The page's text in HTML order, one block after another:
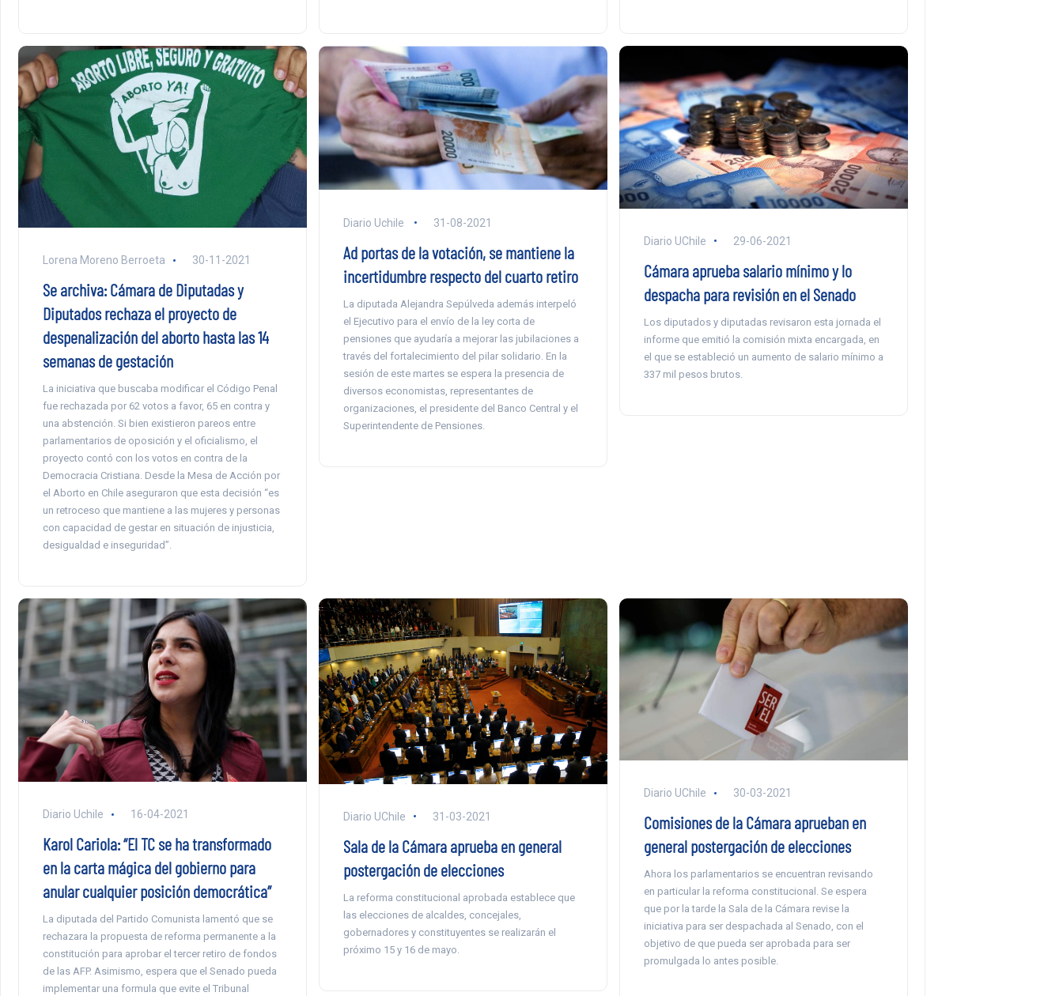
Lorena Moreno Berroeta 30-11-2021
Se archiva: Cámara de Diputadas y
Diputados rechaza el proyecto de
despenalización del aborto hasta las 14
semanas de gestación
La iniciativa que buscaba modificar el Código Penal
fue rechazada por 62 votos a favor, 65 en contra y
una abstención. Si bien existieron pareos entre
parlamentarios de oposición y el oficialismo, el
proyecto contó con los votos en contra de la
Democracia Cristiana. Desde la Mesa de Acción por
el Aborto en Chile aseguraron que esta decisión “es
un retroceso que mantiene a las mujeres y personas
con capacidad de gestar en situación de injusticia,
desigualdad e inseguridad”.
Diario Uchile 31-08-2021
Ad portas de la votación, se mantiene la
incertidumbre respecto del cuarto retiro
La diputada Alejandra Sepúlveda además interpeló
el Ejecutivo para el envío de la ley corta de
pensiones que ayudaría a mejorar las jubilaciones a
través del fortalecimiento del pilar solidario. En la
sesión de este martes se espera la presencia de
diversos economistas, representantes de
organizaciones, el presidente del Banco Central y el
Superintendente de Pensiones.
Diario UChile 29-06-2021
Cámara aprueba salario mínimo y lo
despacha para revisión en el Senado
Los diputados y diputadas revisaron esta jornada el
informe que emitió la comisión mixta encargada, en
el que se estableció un aumento de salario mínimo a
337 mil pesos brutos.
Diario Uchile 16-04-2021
Karol Cariola: “El TC se ha transformado
en la carta mágica del gobierno para
anular cualquier posición democrática”
La diputada del Partido Comunista lamentó que se
rechazara la propuesta de reforma permanente a la
constitución para aprobar el tercer retiro de fondos
de las AFP. Asimismo, espera que el Senado pueda
implementar una formula que evite el Tribunal
Diario UChile 31-03-2021
Sala de la Cámara aprueba en general
postergación de elecciones
La reforma constitucional aprobada establece que
las elecciones de alcaldes, concejales,
gobernadores y constituyentes se realizarán el
próximo 15 y 16 de mayo.
Diario UChile 30-03-2021
Comisiones de la Cámara aprueban en
general postergación de elecciones
Ahora los parlamentarios se encuentran revisando
en particular la reforma constitucional. Se espera
que por la tarde la Sala de la Cámara revise la
iniciativa para ser despachada al Senado, con el
objetivo de que pueda ser aprobada para ser
promulgada lo antes posible.